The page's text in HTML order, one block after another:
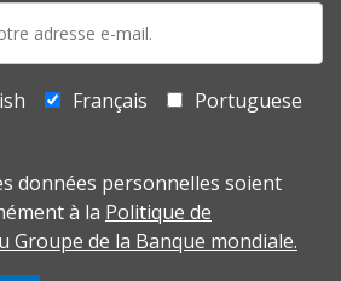
Français
Portuguese
données personnelles soient
à la Politique de
Groupe de la Banque mondiale.